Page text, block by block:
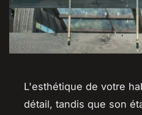
L'esthétique de votre
détail, tandis que son